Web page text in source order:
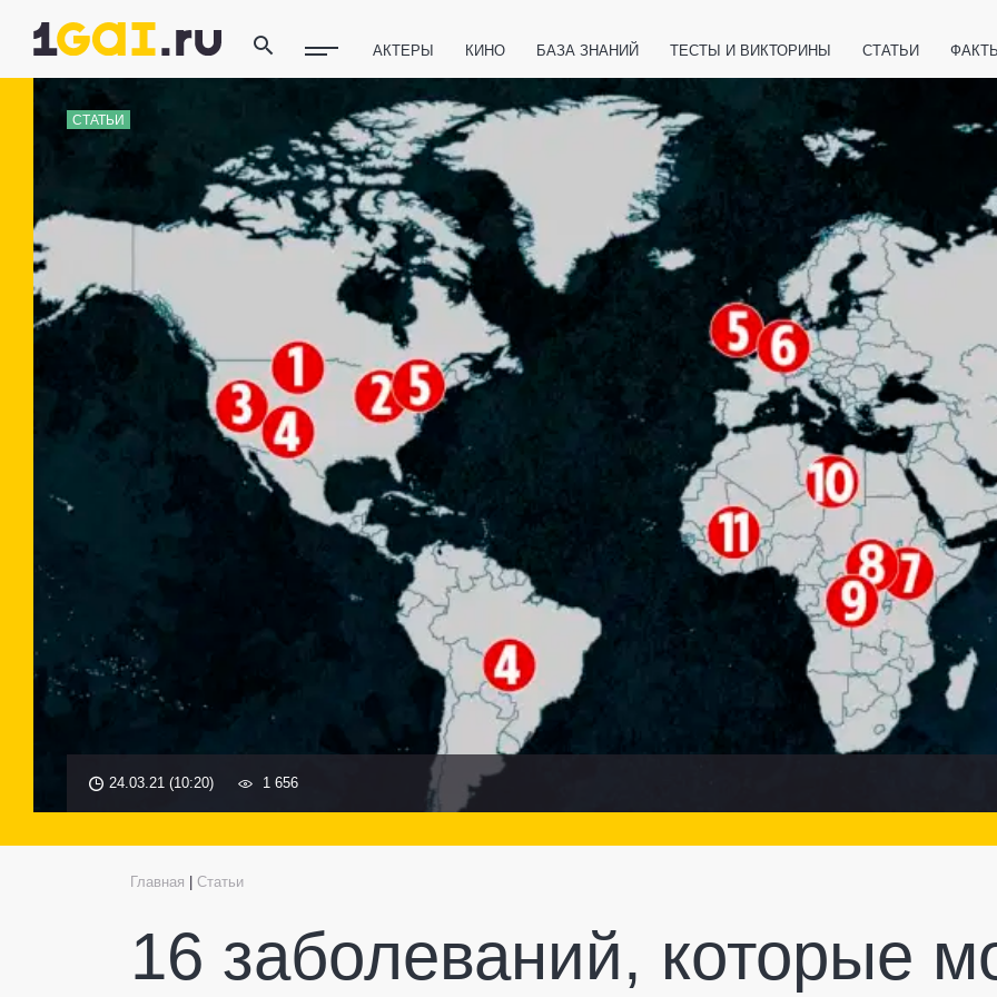
АКТЕРЫ КИНО БАЗА ЗНАНИЙ ТЕСТЫ И ВИКТОРИНЫ СТАТЬИ
ЖИВОТНЫЕ
ФИТНЕС ТЕХНОЛОГИИ
СТАТЬИ
24.03.21 (10:20) 1 656
Главная Статьи
16 заболеваний, которые